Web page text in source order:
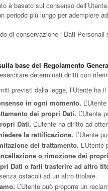
è basato sul consenso
periodo più lungo per adempiere
di conservazione i Dati
base del Regolamento
determinati diritti con
previsti dalla legge, l’Utente ha
in ogni momento.
dei propri Dati. L’Utente
Dati. L’Utente ha diritto ad
la rettificazione. L’Utente
del trattamento.
o rimozione dei
Dati o farli trasferire ad altro
ostacoli ad un altro titolare.
L’Utente può proporre un